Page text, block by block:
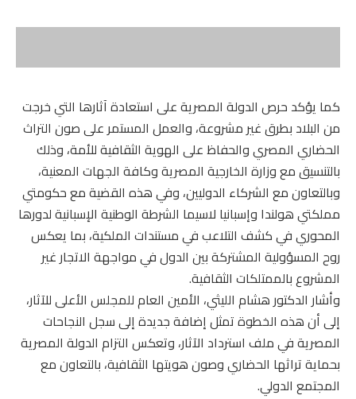
كما يؤكد حرص الدولة المصرية على استعادة آثارها التي خرجت
من البلاد بطرق غير مشروعة، والعمل المستمر على صون التراث
الحضاري المصري والحفاظ على الهوية الثقافية للأمة، وذلك
بالتنسيق مع وزارة الخارجية المصرية وكافة الجهات المعنية،
وبالتعاون مع الشركاء الدوليين، وفي هذه القضية مع حكومتي
مملكتي هولندا وإسبانيا لاسيما الشرطة الوطنية الإسبانية لدورها
المحوري في كشف التلاعب في مستندات الملكية، بما يعكس
روح المسؤولية المشتركة بين الدول في مواجهة الاتجار غير
المشروع بالممتلكات الثقافية.
وأشار الدكتور هشام الليثي، الأمين العام للمجلس الأعلى للآثار،
إلى أن هذه الخطوة تمثل إضافة جديدة إلى سجل النجاحات
المصرية في ملف استرداد الآثار، وتعكس التزام الدولة المصرية
بحماية تراثها الحضاري وصون هويتها الثقافية، بالتعاون مع
المجتمع الدولي.